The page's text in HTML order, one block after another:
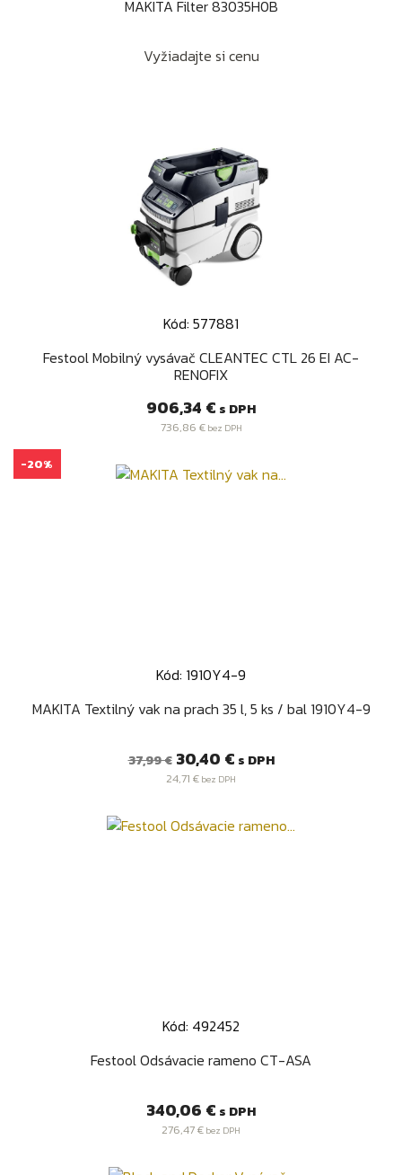
MAKITA Filter 83035H0B
Vyžiadajte si cenu
Kód: 577881
Festool Mobilný vysávač CLEANTEC CTL 26 EI AC-
RENOFIX
Cena
906,34 € s DPH
736,86 €bez DPH
Kód: 1910Y4-9
MAKITA Textilný vak na prach 35 l, 5 ks / bal 1910Y4-9
Bežná
37,99 € Cena
30,40 € s DPH
24,71 € bez DPH
-20%
Kód: 492452
Festool Odsávacie rameno CT-ASA
Cena
340,06 € s DPH
276,47 € bez DPH